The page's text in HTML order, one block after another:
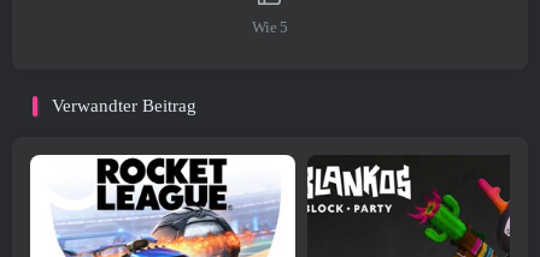
Wie 5
Verwandter Beitrag